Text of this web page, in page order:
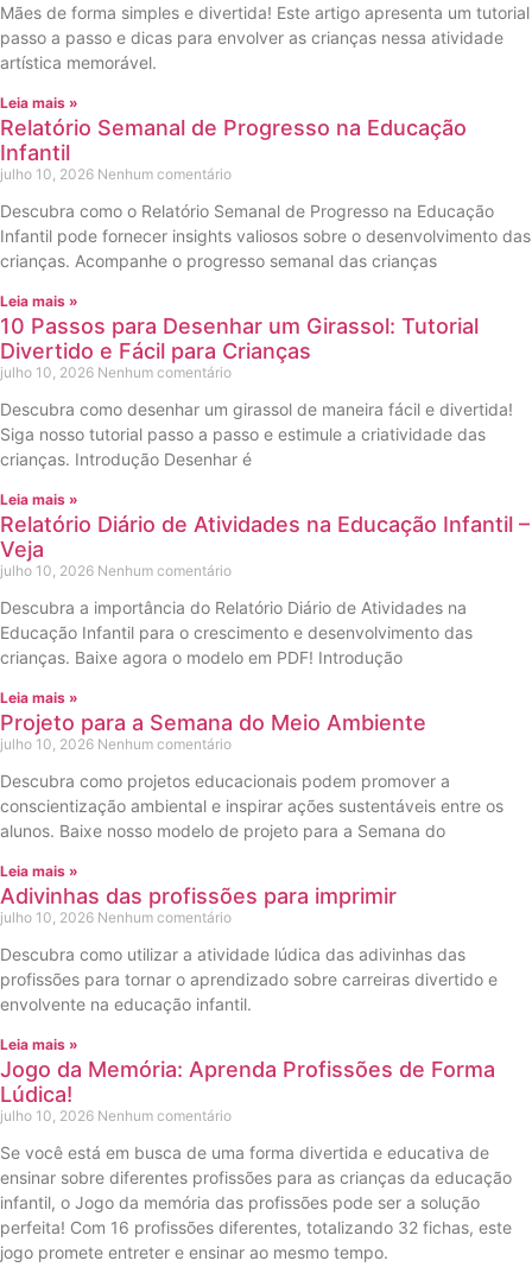
Mães de forma simples e divertida! Este artigo apresenta um tutorial
passo a passo e dicas para envolver as crianças nessa atividade
artística memorável.
Leia mais »
Relatório Semanal de Progresso na Educação
Infantil
julho 10, 2026 Nenhum comentário
Descubra como o Relatório Semanal de Progresso na Educação
Infantil pode fornecer insights valiosos sobre o desenvolvimento das
crianças. Acompanhe o progresso semanal das crianças
Leia mais »
10 Passos para Desenhar um Girassol: Tutorial
Divertido e Fácil para Crianças
julho 10, 2026 Nenhum comentário
Descubra como desenhar um girassol de maneira fácil e divertida!
Siga nosso tutorial passo a passo e estimule a criatividade das
crianças. Introdução Desenhar é
Leia mais »
Relatório Diário de Atividades na Educação Infantil –
Veja
julho 10, 2026 Nenhum comentário
Descubra a importância do Relatório Diário de Atividades na
Educação Infantil para o crescimento e desenvolvimento das
crianças. Baixe agora o modelo em PDF! Introdução
Leia mais »
Projeto para a Semana do Meio Ambiente
julho 10, 2026 Nenhum comentário
Descubra como projetos educacionais podem promover a
conscientização ambiental e inspirar ações sustentáveis entre os
alunos. Baixe nosso modelo de projeto para a Semana do
Leia mais »
Adivinhas das profissões para imprimir
julho 10, 2026 Nenhum comentário
Descubra como utilizar a atividade lúdica das adivinhas das
profissões para tornar o aprendizado sobre carreiras divertido e
envolvente na educação infantil.
Leia mais »
Jogo da Memória: Aprenda Profissões de Forma
Lúdica!
julho 10, 2026 Nenhum comentário
Se você está em busca de uma forma divertida e educativa de
ensinar sobre diferentes profissões para as crianças da educação
infantil, o Jogo da memória das profissões pode ser a solução
perfeita! Com 16 profissões diferentes, totalizando 32 fichas, este
jogo promete entreter e ensinar ao mesmo tempo.